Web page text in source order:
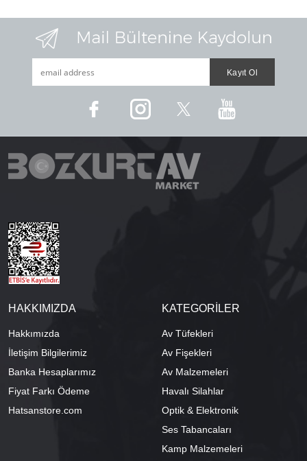
HAKKIMIZDA
Hakkımızda
İletişim Bilgilerimiz
Banka Hesaplarımız
Fiyat Farkı Ödeme
Hatsanstore.com
KATEGORİLER
Av Tüfekleri
Av Fişekleri
Av Malzemeleri
Havalı Silahlar
Optik & Elektronik
Ses Tabancaları
Kamp Malzemeleri